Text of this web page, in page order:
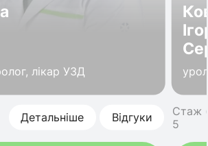
лікар УЗД
Детальніше Відгуки
Стаж
5